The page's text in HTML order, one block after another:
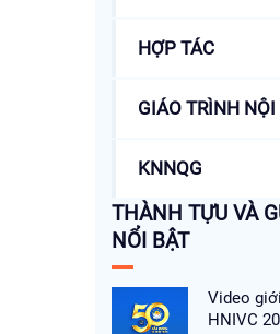
HỢP TÁC
GIÁO TRÌNH NỘI
KNNQG
THÀNH TỰU VÀ
NỔI BẬT
Video
HNIVC